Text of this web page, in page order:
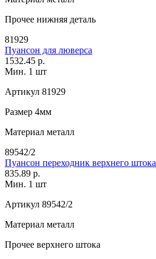
Прочее нижняя деталь
81929
Пуансон для люверса
1532.45 р.
Мин. 1 шт
Артикул 81929
Размер 4мм
Материал металл
89542/2
Пуансон переходник верхнего штока
835.89 р.
Мин. 1 шт
Артикул 89542/2
Материал металл
Прочее верхнего штока